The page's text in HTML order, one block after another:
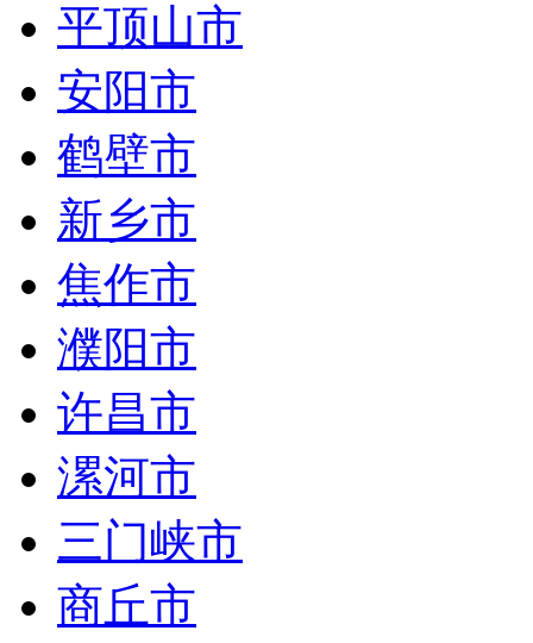
平顶山市
安阳市
鹤壁市
新乡市
焦作市
濮阳市
许昌市
漯河市
三门峡市
商丘市